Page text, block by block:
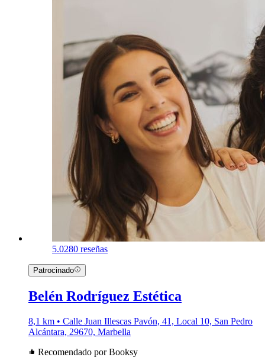
5.0280 reseñas
Patrocinado
Belén Rodríguez Estética
8,1 km • Calle Juan Illescas Pavón, 41, Local 10, San Pedro
Alcántara, 29670, Marbella
Recomendado por Booksy